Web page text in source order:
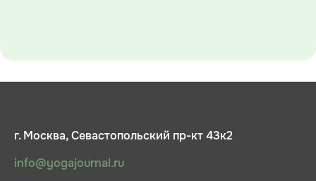
г. Москва, Севастопольский пр-кт 43к2
info@yogajournal.ru